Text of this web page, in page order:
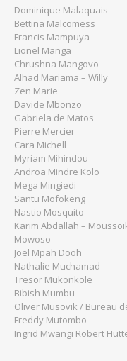
Dominique Malaquais
Bettina Malcomess
Francis Mampuya
Lionel Manga
Chrushna Mangovo
Alhad Mariama – Willy
Zen Marie
Davide Mbonzo
Gabriela de Matos
Pierre Mercier
Cara Michell
Myriam Mihindou
Androa Mindre Kolo
Mega Mingiedi
Santu Mofokeng
Nastio Mosquito
Karim Abdallah –
Mowoso
Joël Mpah Dooh
Nathalie Muchamad
Tresor Mukonkole
Bibish Mumbu
Oliver Musovik / Bureau
Freddy Mutombo
Ingrid Mwangi Robert